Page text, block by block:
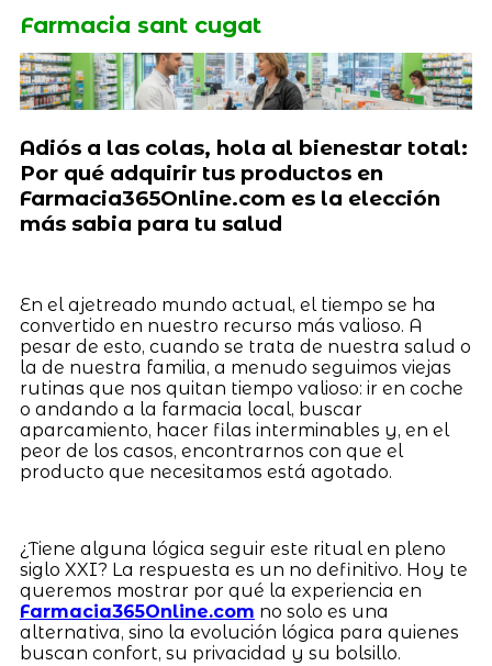
Farmacia sant cugat
Adiós a las colas, hola al bienestar total:
Por qué adquirir tus productos en
Farmacia365Online.com es la elección
más sabia para tu salud
En el ajetreado mundo actual, el tiempo se ha
convertido en nuestro recurso más valioso. A
pesar de esto, cuando se trata de nuestra salud o
la de nuestra familia, a menudo seguimos viejas
rutinas que nos quitan tiempo valioso: ir en coche
o andando a la farmacia local, buscar
aparcamiento, hacer filas interminables y, en el
peor de los casos, encontrarnos con que el
producto que necesitamos está agotado.
¿Tiene alguna lógica seguir este ritual en pleno
siglo XXI? La respuesta es un no definitivo. Hoy te
queremos mostrar por qué la experiencia en
Farmacia365Online.com no solo es una
alternativa, sino la evolución lógica para quienes
buscan confort, su privacidad y su bolsillo.